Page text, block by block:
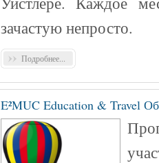
зачастую непросто.
Подробнее...
E²MUC Education & Travel